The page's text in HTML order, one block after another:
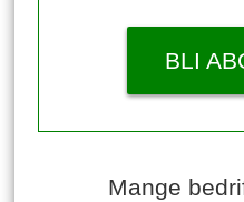
BLI
Mange